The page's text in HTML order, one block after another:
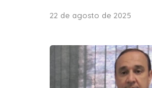
22 de agosto de 2025